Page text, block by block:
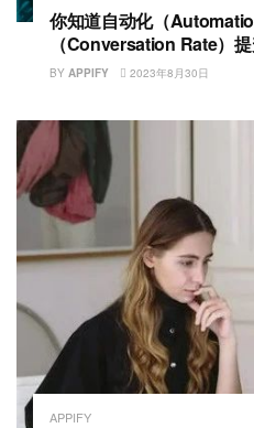
你知道自动化（
（Conversation Rate）
BY APPIFY 2023年8月30日
APPIFY